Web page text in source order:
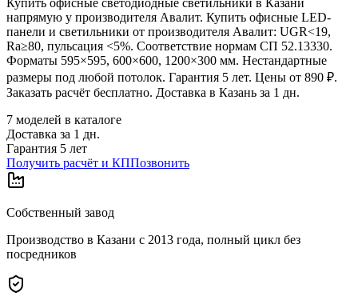
напрямую у производителя Авалит. Купить офисные LED-
панели и светильники от производителя Авалит: UGR<19,
Ra≥80, пульсация <5%. Соответствие нормам СП 52.13330.
Форматы 595×595, 600×600, 1200×300 мм. Нестандартные
размеры под любой потолок. Гарантия 5 лет. Цены от 890 ₽.
Заказать расчёт бесплатно. Доставка в Казань за 1 дн.
7 моделей в каталоге
Доставка за 1 дн.
Гарантия 5 лет
Получить расчёт и КППозвонить
Собственный завод
Производство в Казани с 2013 года, полный цикл без
посредников